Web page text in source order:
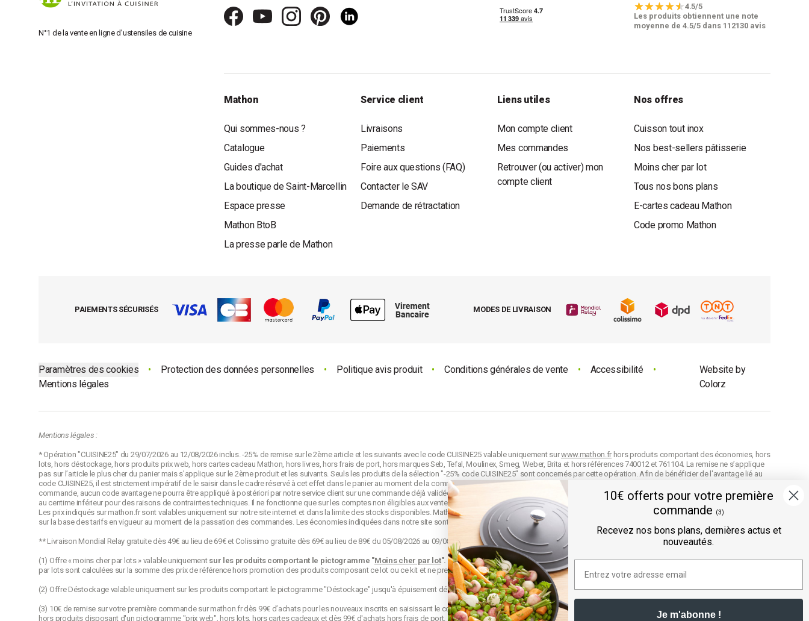
N°1 de la vente en ligne d’ustensiles de cuisine
4.5/5
Les produits obtiennent une note
moyenne de 4.5/5 dans 112130 avis
Mathon
Qui sommes-nous ?
Catalogue
Guides d'achat
La boutique de Saint-Marcellin
Espace presse
Mathon BtoB
La presse parle de Mathon
Service client
Livraisons
Paiements
Foire aux questions (FAQ)
Contacter le SAV
Demande de rétractation
Liens utiles
Mon compte client
Mes commandes
Retrouver (ou activer) mon
compte client
Nos offres
Cuisson tout inox
Nos best-sellers pâtisserie
Moins cher par lot
Tous nos bons plans
E-cartes cadeau Mathon
Code promo Mathon
PAIEMENTS SÉCURISÉS MODES DE LIVRAISON
Paramètres des cookies • Protection des données personnelles • Politique avis produit • Conditions générales de vente • Accessibilité
•
Mentions légales
Website by
Colorz
Mentions légales :
* Opération "CUISINE25" du 29/07/2026 au 12/08/2026 inclus. -25% de remise sur le 2ème article et les suivants avec le code CUISINE25 valable uniquement surwww.mathon.fr hors produits comportant des économies, hors
lots, hors déstockage, hors produits prix web, hors cartes cadeau Mathon, hors livres, hors frais de port, hors marques Seb, Tefal, Moulinex, Smeg, Weber, Brita et hors références 740012 et 761104. La remise ne s’applique
pas sur l’article le plus cher du panier mais s'applique sur le 2ème produit et les suivants. Seuls les produits de la sélection "-25% code CUISINE25" sont concernés par cette opération. Afin de bénéficier de l'avantage lié au
code CUISINE25, il est strictement impératif de le saisir dans le cadre réservé à cet effet dans le panier au moment de la commande et avant la validation de celle-ci. Conformément à nos
commande, aucun code avantage ne pourra être appliqué à postériori par notre service client sur une commande déjà validée. Le code CUISINE25 est non cumulable avec d’autres codes avantage et la remise est arrondie
au centime inférieur pour des raisons de contraintes techniques. Il ne fonctionne que sur les comptes non éligibles aux ventes privées mathon.fr.
Les prix indiqués sur mathon.fr sont valables uniquement sur notre site internet et dans la limite des stocks disponibles. Mathon se réserve le droit de modifier les prix de vente à tout moment et les produits seront facturés
sur la base des tarifs en vigueur au moment de la passation des commandes. Les économies indiquées dans notre site sont calculées d'après le
prix de référence
** Livraison Mondial Relay gratuite dès 49€ au lieu de 69€ et Colissimo gratuite dès 69€ au lieu de 89€ du 05/08/2026 au 09/08/2026 23h59. Offre appliquée directement au panier.
(1) Offre « moins cher par lots » valable uniquement sur les produits comportant le pictogramme "Moins cher par lot". Les produits s'appelant "lot" sont des offres prix volume exclusives au site mathon.fr. Ces offres
par lots sont calculées sur la somme des prix de référence hors promotion des produits composant ce lot ou ce kit et ne prennent pas en compte les éventuelles réductions appliquées sur les unités avec un code avantage.
(2) Offre Déstockage valable uniquement sur les produits comportant le pictogramme "Déstockage" jusqu'à épuisement définitif de leur stock.
(3) 10€ de remise sur votre première commande sur mathon.fr dès 99€ d’achats pour les nouveaux inscrits en saisissant le code qui est envoyé par mail. Offre valable sur les produits hors marques Seb, Moulinex et Tefal,
hors produits disposant d'un pictogramme "prix web", hors lots, hors cartes cadeaux et dès 99€ d'achats hors frais de port.
10€ offerts pour votre première
commande
(3)
Recevez nos bons plans, dernières actus et
nouveautés.
Je m'abonne !